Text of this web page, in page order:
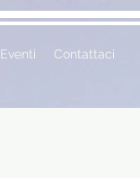
Eventi Contattaci